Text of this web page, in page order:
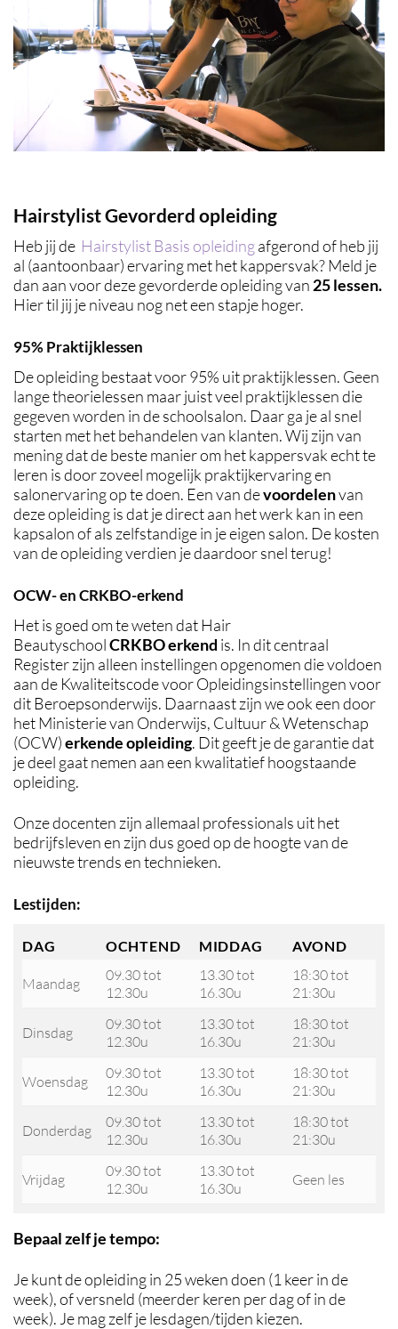
Hairstylist Gevorderd opleiding
Heb jij de Hairstylist Basis opleidingafgerond of heb jij
al (aantoonbaar) ervaring met het kappersvak? Meld je
dan aan voor deze gevorderde opleiding van 25 lessen.
Hier til jij je niveau nog net een stapje hoger.
95% Praktijklessen
De opleiding bestaat voor 95% uit praktijklessen. Geen
lange theorielessen maar juist veel praktijklessen die
gegeven worden in de schoolsalon. Daar ga je al snel
starten met het behandelen van klanten. Wij zijn van
mening dat de beste manier om het kappersvak echt te
leren is door zoveel mogelijk praktijkervaring en
salonervaring op te doen. Een van devoordelenvan
deze opleiding is dat je direct aan het werk kan in een
kapsalon of als zelfstandige in je eigen salon. De kosten
van de opleiding verdien je daardoor snel terug!
OCW- en CRKBO-erkend
Het is goed om te weten dat Hair
BeautyschoolCRKBO erkend is. In dit centraal
Register zijn alleen instellingen opgenomen die voldoen
aan de Kwaliteitscode voor Opleidingsinstellingen voor
dit Beroepsonderwijs. Daarnaast zijn we ook een door
het Ministerie van Onderwijs, Cultuur & Wetenschap
(OCW)erkende opleiding. Dit geeft je de garantie dat
je deel gaat nemen aan een kwalitatief hoogstaande
opleiding.
Onze docenten zijn allemaal professionals uit het
bedrijfsleven en zijn dus goed op de hoogte van de
nieuwste trends en technieken.
Lestijden:
DAG OCHTEND MIDDAG AVOND
Maandag
09.30 tot
12.30u
13.30 tot
16.30u
18:30 tot
21:30u
Dinsdag
09.30 tot
12.30u
13.30 tot
16.30u
18:30 tot
21:30u
Woensdag
09.30 tot
12.30u
13.30 tot
16.30u
18:30 tot
21:30u
Donderdag
09.30 tot
12.30u
13.30 tot
16.30u
18:30 tot
21:30u
Vrijdag
09.30 tot
12.30u
13.30 tot
16.30u
Geen les
Bepaal zelf je tempo:
Je kunt de opleiding in 25 weken doen (1 keer in de
week), of versneld (meerder keren per dag of in de
week). Je mag zelf je lesdagen/tijden kiezen.